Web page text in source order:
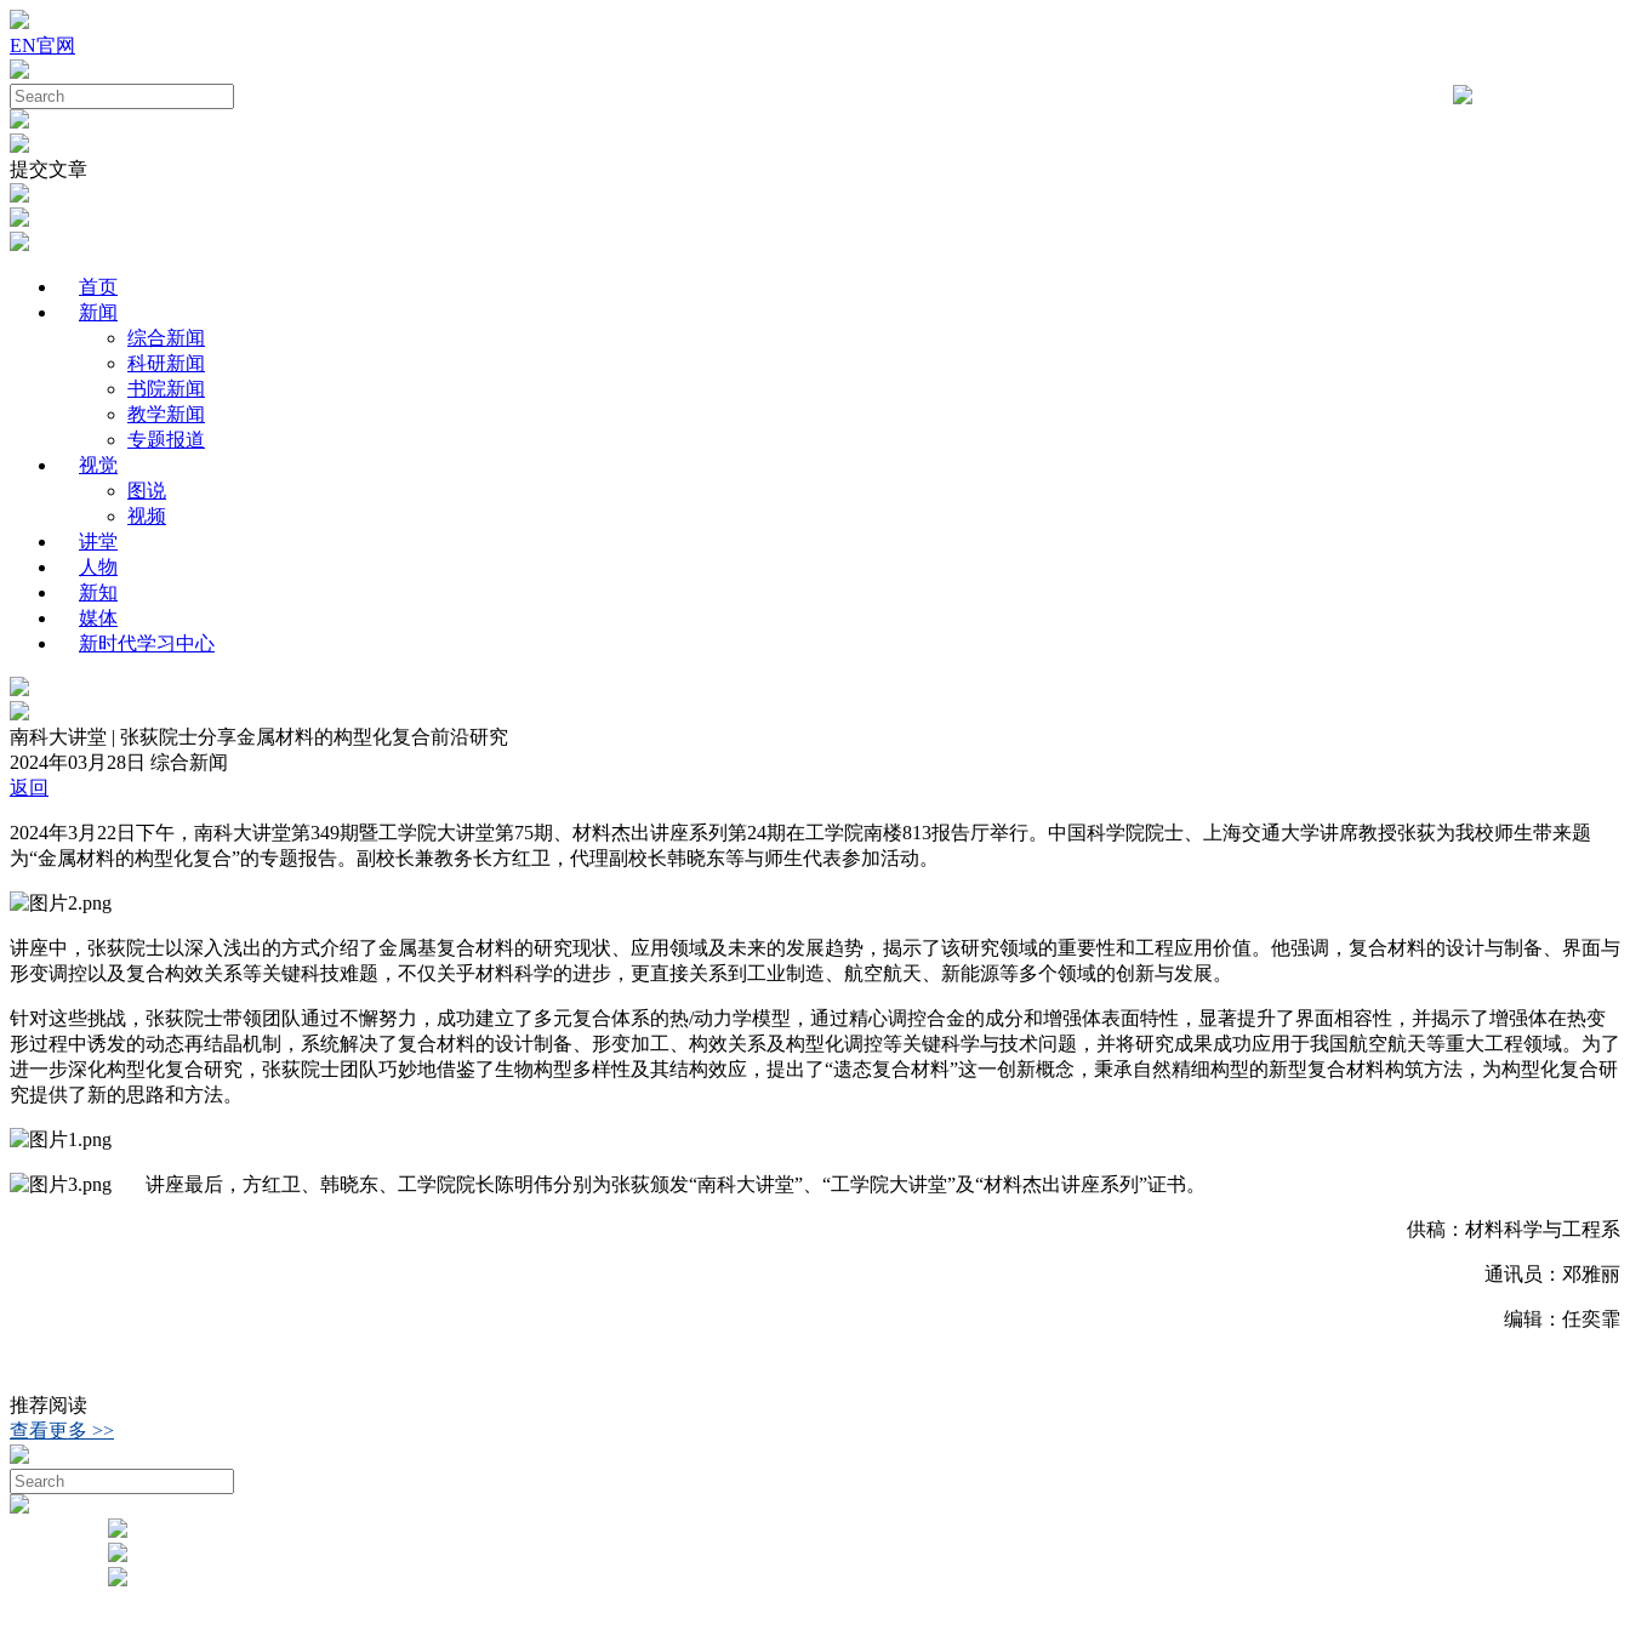
EN官网
提交文章
首页
新闻
综合新闻
科研新闻
书院新闻
教学新闻
专题报道
视觉
图说
视频
讲堂
人物
新知
媒体
新时代学习中心
南科大讲堂 | 张荻院士分享金属材料的构型化复合前沿研究
2024年03月28日 综合新闻
返回
2024年3月22日下午，南科大讲堂第349期暨工学院大讲堂第75期、材料杰出讲座系列第24期在工学院南楼813报告厅举行。中国科学院院士、上海交通大学讲席教授张荻为我校师生带来题
为“金属材料的构型化复合”的专题报告。副校长兼教务长方红卫，代理副校长韩晓东等与师生代表参加活动。
讲座中，张荻院士以深入浅出的方式介绍了金属基复合材料的研究现状、应用领域及未来的发展趋势，揭示了该研究领域的重要性和工程应用价值。他强调，复合材料的设计与制备、界面与
形变调控以及复合构效关系等关键科技难题，不仅关乎材料科学的进步，更直接关系到工业制造、航空航天、新能源等多个领域的创新与发展。
针对这些挑战，张荻院士带领团队通过不懈努力，成功建立了多元复合体系的热/动力学模型，通过精心调控合金的成分和增强体表面特性，显著提升了界面相容性，并揭示了增强体在热变
形过程中诱发的动态再结晶机制，系统解决了复合材料的设计制备、形变加工、构效关系及构型化调控等关键科学与技术问题，并将研究成果成功应用于我国航空航天等重大工程领域。为了
进一步深化构型化复合研究，张荻院士团队巧妙地借鉴了生物构型多样性及其结构效应，提出了“遗态复合材料”这一创新概念，秉承自然精细构型的新型复合材料构筑方法，为构型化复合研
究提供了新的思路和方法。
讲座最后，方红卫、韩晓东、工学院院长陈明伟分别为张荻颁发“南科大讲堂”、“工学院大讲堂”及“材料杰出讲座系列”证书。
供稿：材料科学与工程系
通讯员：邓雅丽
编辑：任奕霏
推荐阅读
查看更多 >>